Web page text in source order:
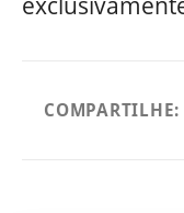
COMPARTILHE: